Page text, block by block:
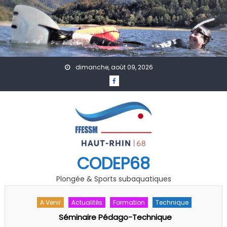
Skip to content
dimanche, août 09, 2026
CODEP68
Plongée & Sports subaquatiques
A Venir Accueil Évènement
Les 40 ans du club des « Plongeurs du Lac de Kruth-